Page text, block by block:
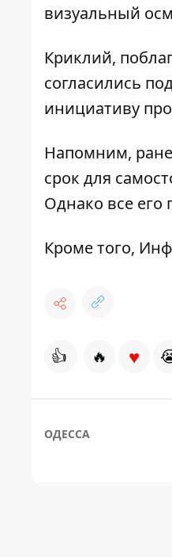
визуальный
Криклий,
согласились
инициативу
Напомним,
срок для
Однако все его
Кроме того,
👍 🔥 ♥
ОДЕССА